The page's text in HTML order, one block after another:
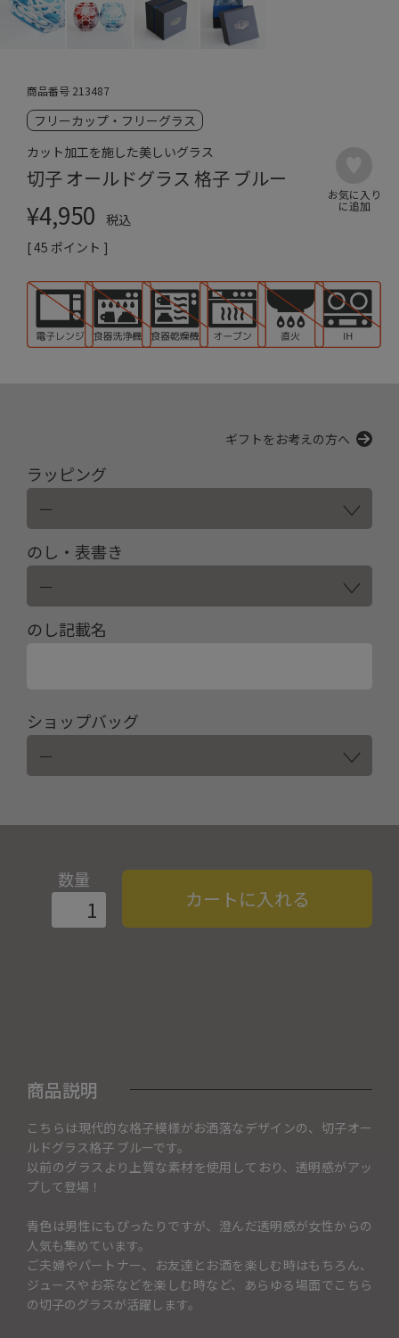
商品番号 213487
フリーカップ・フリーグラス
カット加工を施した美しいグラス
切子 オールドグラス 格子 ブルー
¥4,950
税込
[45 ポイント ]
ギフトをお考えの方へ
ラッピング
のし・表書き
のし記載名
ショップバッグ
数量
カートに入れる
商品説明
こちらは現代的な格子模様がお洒落なデザインの、切子オー
ルドグラス格子 ブルーです。
以前のグラスより上質な素材を使用しており、透明感がアッ
プして登場！
青色は男性にもぴったりですが、澄んだ透明感が女性からの
人気も集めています。
ご夫婦やパートナー、お友達とお酒を楽しむ時はもちろん、
ジュースやお茶などを楽しむ時など、あらゆる場面でこちら
の切子のグラスが活躍します。